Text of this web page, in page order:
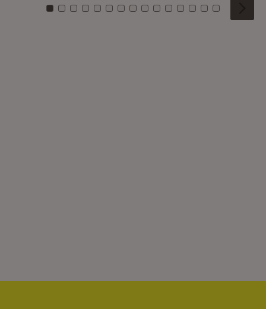
Zu Kachel: 0
Zu Kachel: 1
Zu Kachel: 2
Zu Kachel: 3
Zu Kachel: 4
Zu Kachel: 5
Zu Kachel: 6
Zu Kachel: 7
Zu Kachel: 8
Zu Kachel: 9
Zu Kachel: 10
Zu Kachel: 11
Zu Kachel: 12
Zu Kachel:
Zu